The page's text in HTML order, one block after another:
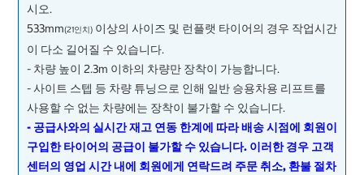
시오.
533mm(21인치) 이상의 사이즈 및 런플랫 타이어의 경우 작업시간
이 다소 길어질 수 있습니다.
- 차량 높이 2.3m 이하의 차량만 장착이 가능합니다.
- 사이트 스텝 등 차량 튜닝으로 인해 일반 승용차용 리프트를
사용할 수 없는 차량에는 장착이 불가할 수 있습니다.
- 공급사와의 실시간 재고 연동 한계에 따라 배송 시점에 회원이
구입한 타이어의 공급이 불가할 수 있습니다. 이러한 경우 고객
센터의 영업 시간 내에 회원에게 연락드려 주문 취소, 환불 절차